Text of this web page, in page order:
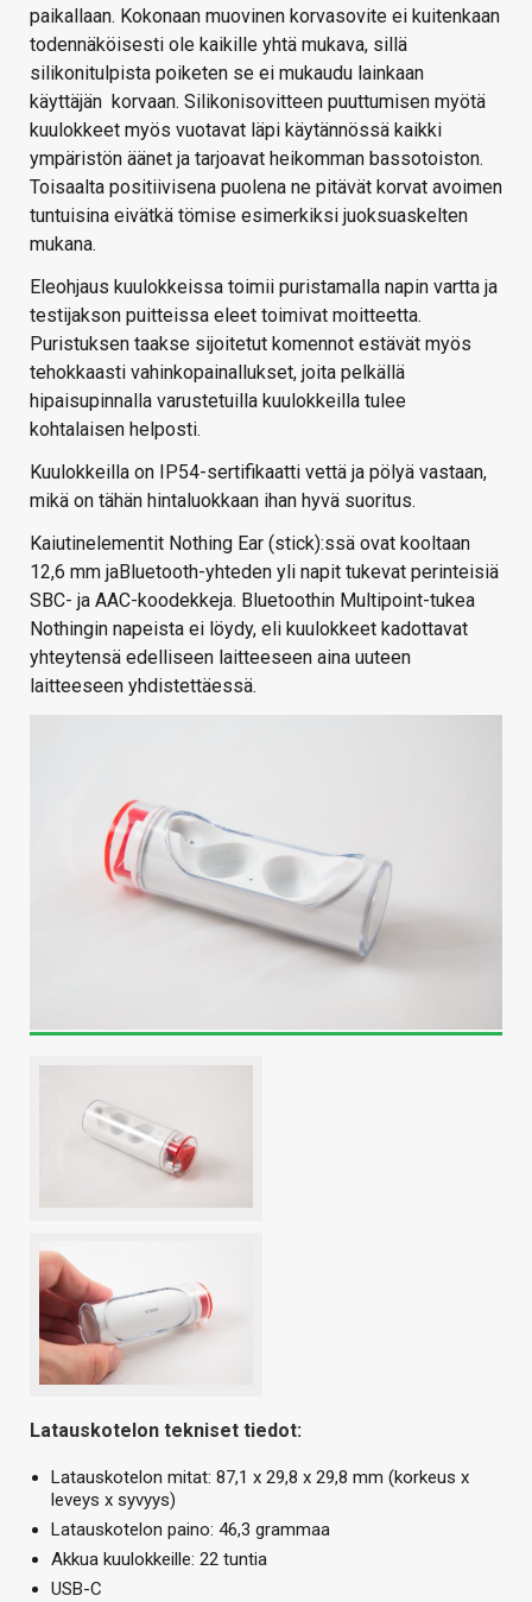
paikallaan. Kokonaan muovinen korvasovite ei kuitenkaan
todennäköisesti ole kaikille yhtä mukava, sillä
silikonitulpista poiketen se ei mukaudu lainkaan
käyttäjän korvaan. Silikonisovitteen puuttumisen myötä
kuulokkeet myös vuotavat läpi käytännössä kaikki
ympäristön äänet ja tarjoavat heikomman bassotoiston.
Toisaalta positiivisena puolena ne pitävät korvat avoimen
tuntuisina eivätkä tömise esimerkiksi juoksuaskelten
mukana.
Eleohjaus kuulokkeissa toimii puristamalla napin vartta ja
testijakson puitteissa eleet toimivat moitteetta.
Puristuksen taakse sijoitetut komennot estävät myös
tehokkaasti vahinkopainallukset, joita pelkällä
hipaisupinnalla varustetuilla kuulokkeilla tulee
kohtalaisen helposti.
Kuulokkeilla on IP54-sertifikaatti vettä ja pölyä vastaan,
mikä on tähän hintaluokkaan ihan hyvä suoritus.
Kaiutinelementit Nothing Ear (stick):ssä ovat kooltaan
12,6 mm jaBluetooth-yhteden yli napit tukevat perinteisiä
SBC- ja AAC-koodekkeja. Bluetoothin Multipoint-tukea
Nothingin napeista ei löydy, eli kuulokkeet kadottavat
yhteytensä edelliseen laitteeseen aina uuteen
laitteeseen yhdistettäessä.
Latauskotelon tekniset tiedot:
Latauskotelon mitat: 87,1 x 29,8 x 29,8 mm (korkeus x
leveys x syvyys)
Latauskotelon paino: 46,3 grammaa
Akkua kuulokkeille: 22 tuntia
USB-C